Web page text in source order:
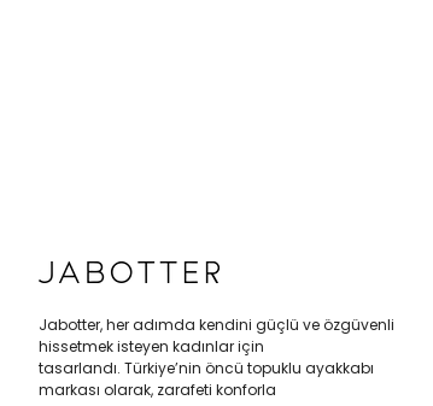
Jabotter, her adımda kendini güçlü ve özgüvenli
hissetmek isteyen kadınlar için
tasarlandı. Türkiye’nin öncü topuklu ayakkabı
markası olarak, zarafeti konforla